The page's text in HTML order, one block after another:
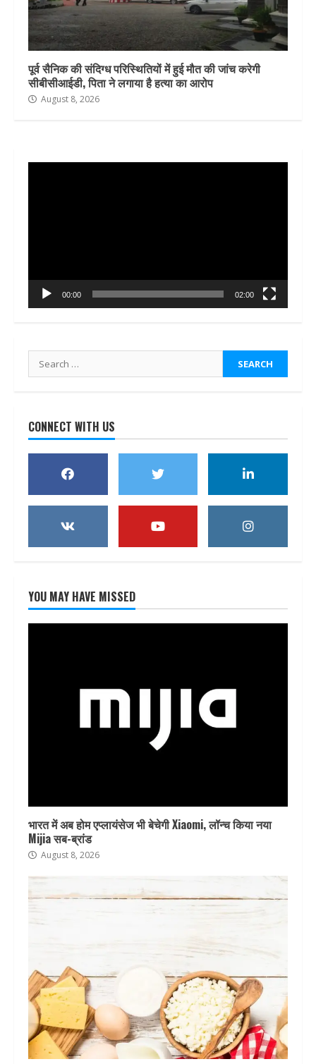
पूर्व सैनिक की संदिग्ध परिस्थितियों में हुई मौत की जांच करेगी
सीबीसीआईडी, पिता ने लगाया है हत्या का आरोप
August 8, 2026
00:00 02:00
Search
for:
CONNECT WITH US
YOU MAY HAVE MISSED
भारत में अब होम एप्लायंसेज भी बेचेगी Xiaomi, लॉन्च किया नया
Mijia सब-ब्रांड
August 8, 2026